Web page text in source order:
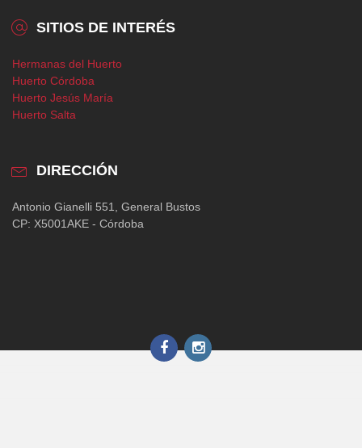
SITIOS DE INTERÉS
Hermanas del Huerto
Huerto Córdoba
Huerto Jesús María
Huerto Salta
DIRECCIÓN
Antonio Gianelli 551, General Bustos
CP: X5001AKE - Córdoba